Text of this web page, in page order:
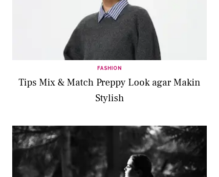
FASHION
Tips Mix & Match Preppy Look agar Makin
Stylish